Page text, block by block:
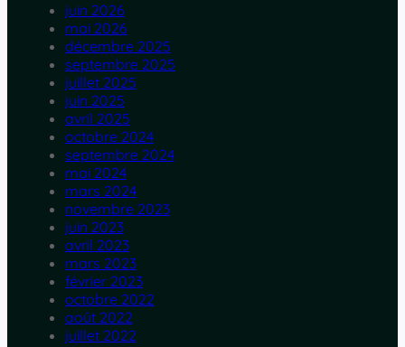
juin 2026
mai 2026
décembre 2025
septembre 2025
juillet 2025
juin 2025
avril 2025
octobre 2024
septembre 2024
mai 2024
mars 2024
novembre 2023
juin 2023
avril 2023
mars 2023
février 2023
octobre 2022
août 2022
juillet 2022